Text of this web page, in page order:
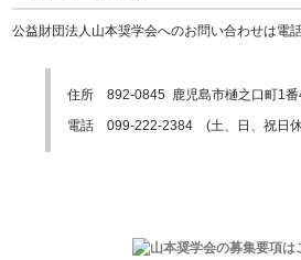
公益財団法人山本奨学会へのお問い合わせは電
住所 892-0845 鹿児島市樋之口町1番
電話 099-222-2384 (土、日、祝日